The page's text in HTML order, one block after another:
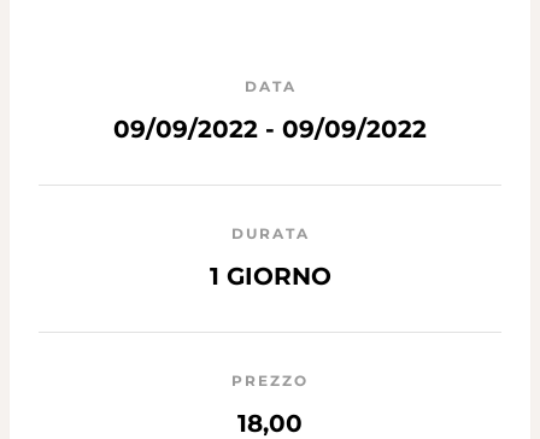
DATA
09/09/2022 - 09/09/2022
DURATA
1 GIORNO
PREZZO
18,00